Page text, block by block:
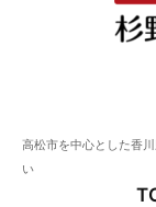
高松市を中心とした香
い